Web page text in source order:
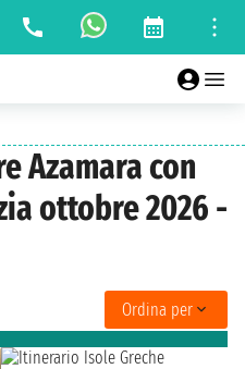
Azamara con
ottobre 2026 -
Ordina per